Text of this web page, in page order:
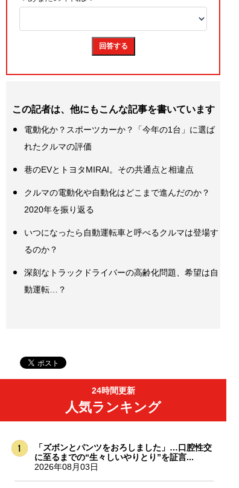
この記者は、他にもこんな記事を書いています
電動化か？スポーツカーか？「今年の1台」に選ば
れたクルマの評価
巷のEVとトヨタMIRAI。その共通点と相違点
クルマの電動化や自動化はどこまで進んだのか？
2020年を振り返る
いつになったら自動運転車と呼べるクルマは登場す
るのか？
深刻なトラックドライバーの高齢化問題、希望は自
動運転…？
24時間更新
人気ランキング
「ズボンとパンツをおろしました」…口腔性交
に至るまでの“生々しいやりとり”を証言...
2026年08月03日